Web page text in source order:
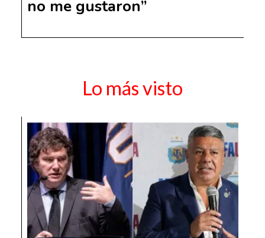
no me gustaron”
Lo más visto